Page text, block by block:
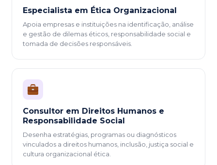
Especialista em Ética Organizacional
Apoia empresas e instituições na identificação, análise
e gestão de dilemas éticos, responsabilidade social e
tomada de decisões responsáveis.
Consultor em Direitos Humanos e
Responsabilidade Social
Desenha estratégias, programas ou diagnósticos
vinculados a direitos humanos, inclusão, justiça social e
cultura organizacional ética.